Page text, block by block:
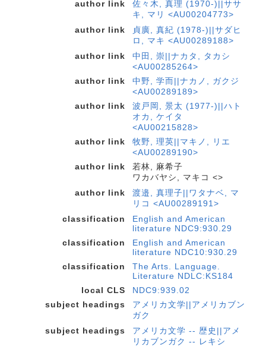
author link
佐々木, 真理 (1970-)||ササ
キ, マリ <AU00204773>
author link
貞廣, 真紀 (1978-)||サダヒ
ロ, マキ <AU00289188>
author link
中田, 崇||ナカタ, タカシ
<AU00285264>
author link
中野, 学而||ナカノ, ガクジ
<AU00289189>
author link
波戸岡, 景太 (1977-)||ハト
オカ, ケイタ
<AU00215828>
author link
牧野, 理英||マキノ, リエ
<AU00289190>
author link
若林, 麻希子
ワカバヤシ, マキコ <>
author link
渡邉, 真理子||ワタナベ, マ
リコ <AU00289191>
classification
English and American
literature NDC9:930.29
classification
English and American
literature NDC10:930.29
classification
The Arts. Language.
Literature NDLC:KS184
local CLS
NDC9:939.02
subject headings
アメリカ文学||アメリカブン
ガク
subject headings
アメリカ文学 -- 歴史||アメ
リカブンガク -- レキシ